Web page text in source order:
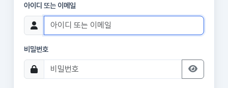
아이디 또는 이메일
비밀번호